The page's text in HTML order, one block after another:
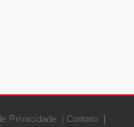
Privacidade
Contato